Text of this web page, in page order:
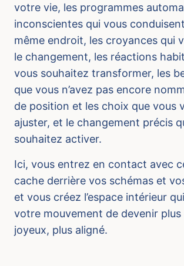
votre vie, les programmes
inconscientes qui vous
même endroit, les croyances qui
le changement, les réactions
vous souhaitez transformer, les
que vous n’avez pas encore
de position et les choix que vous
ajuster, et le changement précis
souhaitez activer.
Ici, vous entrez en contact avec
cache derrière vos schémas et
et vous créez l’espace intérieur
votre mouvement de devenir plus
joyeux, plus aligné.